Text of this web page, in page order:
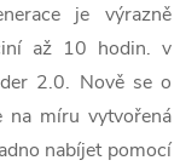
je výrazně
až 10 hodin. v
2.0. Nově se o
na míru vytvořená
nabíjet pomocí